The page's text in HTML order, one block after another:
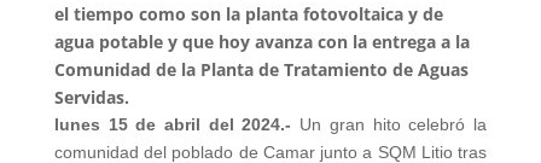
el tiempo como son la planta fotovoltaica y de
agua potable y que hoy avanza con la entrega a la
Comunidad de la Planta de Tratamiento de Aguas
Servidas.
lunes 15 de abril del 2024.- Un gran hito celebró la
comunidad del poblado de Camar junto a SQM Litio tras